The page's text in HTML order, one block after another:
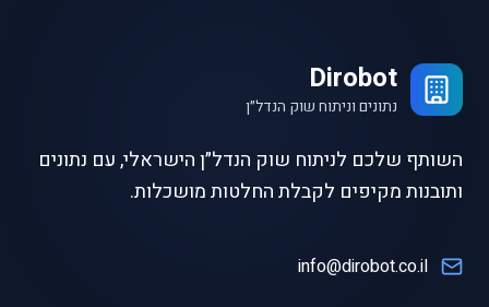
Dirobot
נתונים וניתוח שוק הנדל״ן
השותף שלכם לניתוח שוק הנדל״ן הישראלי, עם נתונים
ותובנות מקיפים לקבלת החלטות מושכלות.
info@dirobot.co.il